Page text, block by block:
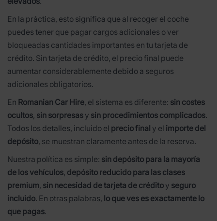
En la práctica, esto significa que al recoger el coche
puedes tener que pagar cargos adicionales o ver
bloqueadas cantidades importantes en tu tarjeta de
crédito. Sin tarjeta de crédito, el precio final puede
aumentar considerablemente debido a seguros
adicionales obligatorios.
En Romanian Car Hire, el sistema es diferente: sin costes
ocultos, sin sorpresas y sin procedimientos complicados.
Todos los detalles, incluido el precio final y el importe del
depósito, se muestran claramente antes de la reserva.
Nuestra política es simple: sin depósito para la mayoría
de los vehículos, depósito reducido para las clases
premium, sin necesidad de tarjeta de crédito y seguro
incluido. En otras palabras, lo que ves es exactamente lo
que pagas.